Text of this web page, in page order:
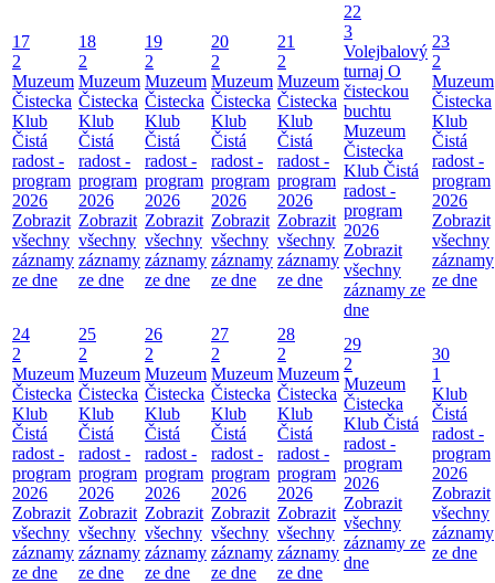
17
2
Muzeum
Čistecka
Klub
Čistá
radost -
program
2026
Zobrazit
všechny
záznamy
ze dne
18
2
Muzeum
Čistecka
Klub
Čistá
radost -
program
2026
Zobrazit
všechny
záznamy
ze dne
19
2
Muzeum
Čistecka
Klub
Čistá
radost -
program
2026
Zobrazit
všechny
záznamy
ze dne
20
2
Muzeum
Čistecka
Klub
Čistá
radost -
program
2026
Zobrazit
všechny
záznamy
ze dne
21
2
Muzeum
Čistecka
Klub
Čistá
radost -
program
2026
Zobrazit
všechny
záznamy
ze dne
22
3
Volejbalový
turnaj O
čisteckou
buchtu
Muzeum
Čistecka
Klub Čistá
radost -
program
2026
Zobrazit
všechny
záznamy ze
dne
23
2
Muzeum
Čistecka
Klub
Čistá
radost -
program
2026
Zobrazit
všechny
záznamy
ze dne
24
2
Muzeum
Čistecka
Klub
Čistá
radost -
program
2026
Zobrazit
všechny
záznamy
ze dne
25
2
Muzeum
Čistecka
Klub
Čistá
radost -
program
2026
Zobrazit
všechny
záznamy
ze dne
26
2
Muzeum
Čistecka
Klub
Čistá
radost -
program
2026
Zobrazit
všechny
záznamy
ze dne
27
2
Muzeum
Čistecka
Klub
Čistá
radost -
program
2026
Zobrazit
všechny
záznamy
ze dne
28
2
Muzeum
Čistecka
Klub
Čistá
radost -
program
2026
Zobrazit
všechny
záznamy
ze dne
29
2
Muzeum
Čistecka
Klub Čistá
radost -
program
2026
Zobrazit
všechny
záznamy ze
dne
30
1
Klub
Čistá
radost -
program
2026
Zobrazit
všechny
záznamy
ze dne